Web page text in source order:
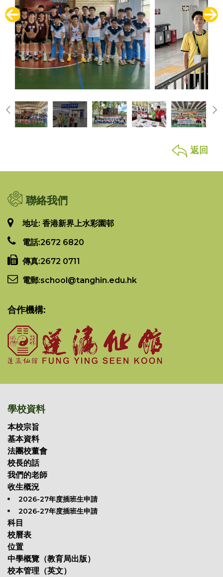
返回
聯絡我們
地址: 香港新界上水彩園邨
電話:2672 6820
傳真:2672 0711
電郵:school@tanghin.edu.hk
合作機構:
學校資料
本校宗旨
基本資料
法團校董會
校長的話
我們的老師
收生概況
2026-27年度插班生申請
2026-27年度插班生申請
科目
校曆表
位置
中學概覽（教育局出版）
校本管理（英文）